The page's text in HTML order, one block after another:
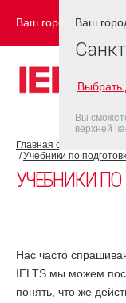
Ваш город: САНКТ-
Главная страница
Учебники по
УЧЕБНИКИ ПО
Нас часто
IELTS мы можем
понять, что же
Ваш
Выбрать
Вы
верхней